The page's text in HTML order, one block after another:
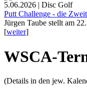
5.06.2026 | Disc Golf
Putt Challenge - die
Jürgen Taube stellt am
[weiter]
WSCA-
(Details in den jew.